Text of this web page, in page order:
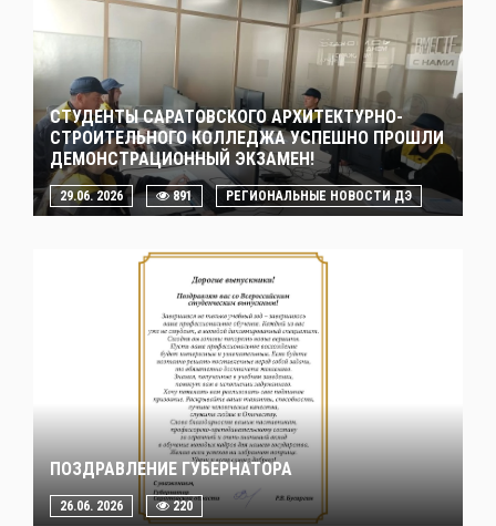
СТУДЕНТЫ САРАТОВСКОГО АРХИТЕКТУРНО-
СТРОИТЕЛЬНОГО КОЛЛЕДЖА УСПЕШНО ПРОШЛИ
ДЕМОНСТРАЦИОННЫЙ ЭКЗАМЕН!
29.06. 2026 891 РЕГИОНАЛЬНЫЕ НОВОСТИ ДЭ
ПОЗДРАВЛЕНИЕ ГУБЕРНАТОРА
26.06. 2026 220